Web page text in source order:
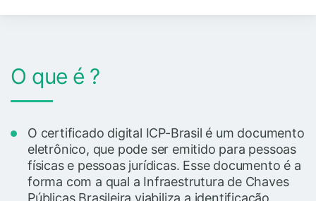
O que é ?
O certificado digital ICP-Brasil é um documento
eletrônico, que pode ser emitido para pessoas
físicas e pessoas jurídicas. Esse documento é a
forma com a qual a Infraestrutura de Chaves
Públicas Brasileira viabiliza a identificação